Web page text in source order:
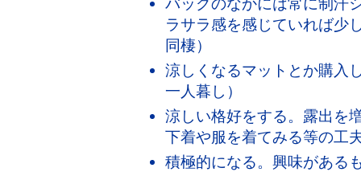
ラサラ感を感じていれば少
同棲）
涼しくなるマットとか購入
一人暮し）
涼しい格好をする。露出を
下着や服を着てみる等の工
積極的になる。興味がある